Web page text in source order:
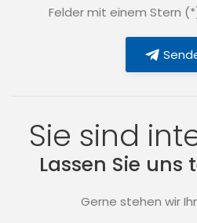
Felder mit einem Stern
Sie sind
Lassen Sie uns
Gerne stehen wir